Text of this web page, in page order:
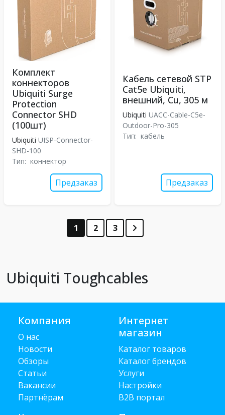
Комплект
коннекторов
Ubiquiti Surge
Protection
Connector SHD
(100шт)
Ubiquiti UISP-Connector-
SHD-100
Тип: коннектор
Предзаказ
Кабель сетевой STP
Cat5e Ubiquiti,
внешний, Cu, 305 м
Ubiquiti UACC-Cable-C5e-
Outdoor-Pro-305
Тип: кабель
Предзаказ
1 2 3
Ubiquiti Toughcables
Компания
О нас
Новости
Обзоры
Статьи
Вакансии
Партнёрам
Интернет
магазин
Каталог товаров
Каталог брендов
Услуги
Настройки
B2B портал